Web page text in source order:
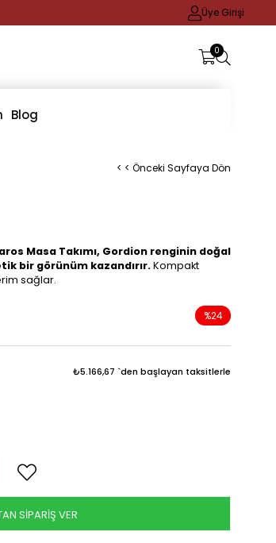
Üye Girişi
0
Blog
< < Önceki Sayfaya Dön
Masa Takımı, Gordion renginin doğal
bir görünüm kazandırır.Kompakt
verim sağlar.
%24
₺5.166,67 `den başlayan taksitlerle
SİPARİŞ VER